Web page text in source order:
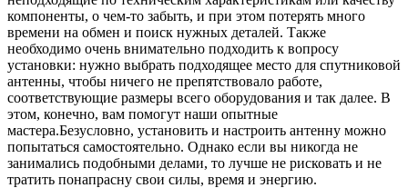
компоненты, о чем-то забыть, и при этом потерять много
времени на обмен и поиск нужных деталей. Также
необходимо очень внимательно подходить к вопросу
установки: нужно выбрать подходящее место для спутниковой
антенны, чтобы ничего не препятствовало работе,
соответствующие размеры всего оборудования и так далее. В
этом, конечно, вам помогут наши опытные
мастера.Безусловно, установить и настроить антенну можно
попытаться самостоятельно. Однако если вы никогда не
занимались подобными делами, то лучше не рисковать и не
тратить понапрасну свои силы, время и энергию.